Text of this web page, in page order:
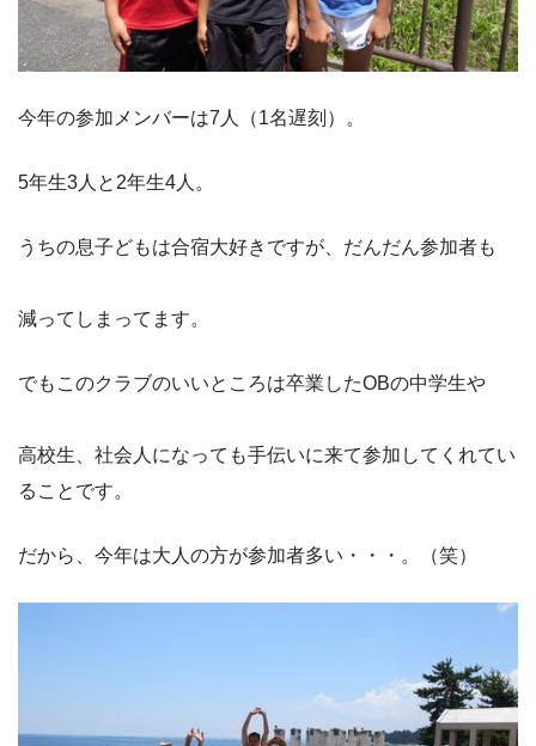
今年の参加メンバーは7人（1名遅刻）。
5年生3人と2年生4人。
うちの息子どもは合宿大好きですが、だんだん参加者も
減ってしまってます。
でもこのクラブのいいところは卒業したOBの中学生や
高校生、社会人になっても手伝いに来て参加してくれてい
ることです。
だから、今年は大人の方が参加者多い・・・。（笑）